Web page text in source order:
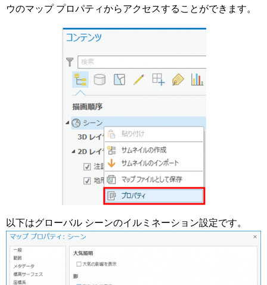
ウのマップ プロパティからアクセスすることができます。
以下はグローバル シーンのイルミネーション設定です。